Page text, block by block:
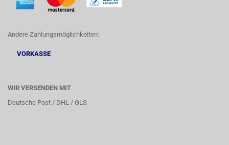
Andere Zahlungsmöglichkeiten:
VORKASSE
WIR VERSENDEN MIT
Deutsche Post / DHL / GLS